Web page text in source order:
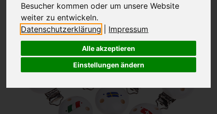
Besucher kommen oder um unsere Website
weiter zu entwickeln.
Datenschutzerklärung
Impressum
Alle akzeptieren
Einstellungen ändern